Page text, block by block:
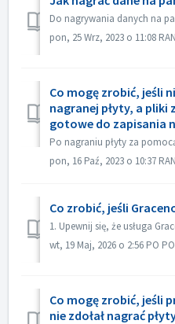
pon, 25 Wrz, 2023 o 11:08
Co mogę zrobić, jeśli
nagranej płyty, a pliki
gotowe do zapisania
pon, 16 Paź, 2023 o 10:37
Co zrobić, jeśli
wt, 19 Maj, 2026 o 2:56 PO
Co mogę zrobić, jeśli
nie zdołał nagrać